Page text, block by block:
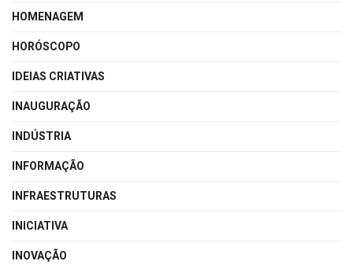
HOMENAGEM
HORÓSCOPO
IDEIAS CRIATIVAS
INAUGURAÇÃO
INDÚSTRIA
INFORMAÇÃO
INFRAESTRUTURAS
INICIATIVA
INOVAÇÃO